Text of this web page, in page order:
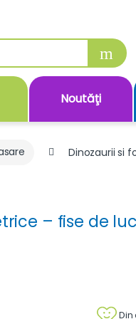
Noutăţi
Dinozaurii si
– fise de